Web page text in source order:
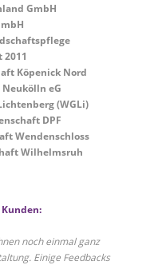
GmbH
2011
Köpenick Nord
eG
(WGLi)
DPF
Wendenschloss
Wilhelmsruh
Kunden:
noch einmal ganz
Einige Feedbacks